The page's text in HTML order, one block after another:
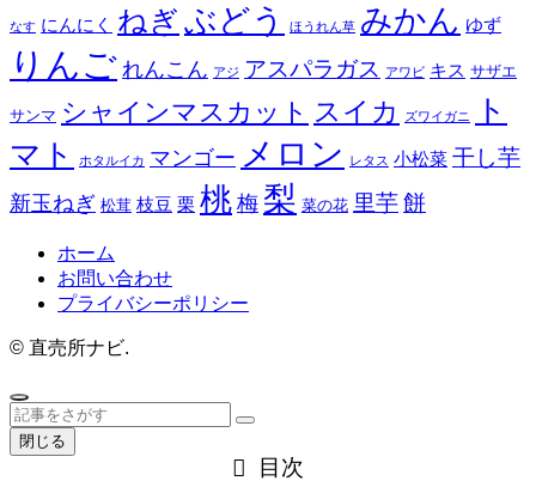
なす にんにく ねぎ ぶどう ほうれん草 みかん ゆず
りんご れんこん アジ アスパラガス アワビ キス サザエ
サンマ シャインマスカット スイカ ズワイガニ
ト
マト
ホタルイカ マンゴー メロン レタス 小松菜 干し芋
新玉ねぎ 松茸 枝豆 栗 桃 梅 梨 菜の花 里芋餅
ホーム
お問い合わせ
プライバシーポリシー
© 直売所ナビ.
閉じる
目次